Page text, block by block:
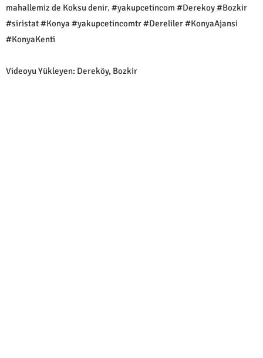
mahallemiz de Koksu denir. #yakupcetincom #Derekoy #Bozkir
#siristat #Konya #yakupcetincomtr #Dereliler #KonyaAjansi
#KonyaKenti
Videoyu Yükleyen: Dereköy, Bozkir